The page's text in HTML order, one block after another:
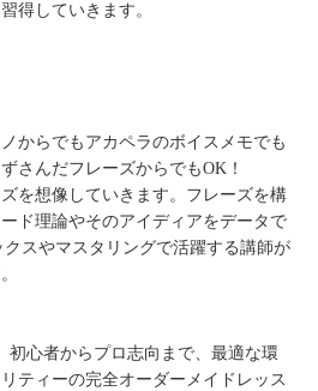
得していきます。
からでもアカペラのボイスメモでも
さんだフレーズからでもOK！
を想像していきます。フレーズを構
ド理論やそのアイディアをデータで
スやマスタリングで活躍する講師が
初心者からプロ志向まで、最適な環
ティーの完全オーダーメイドレッス